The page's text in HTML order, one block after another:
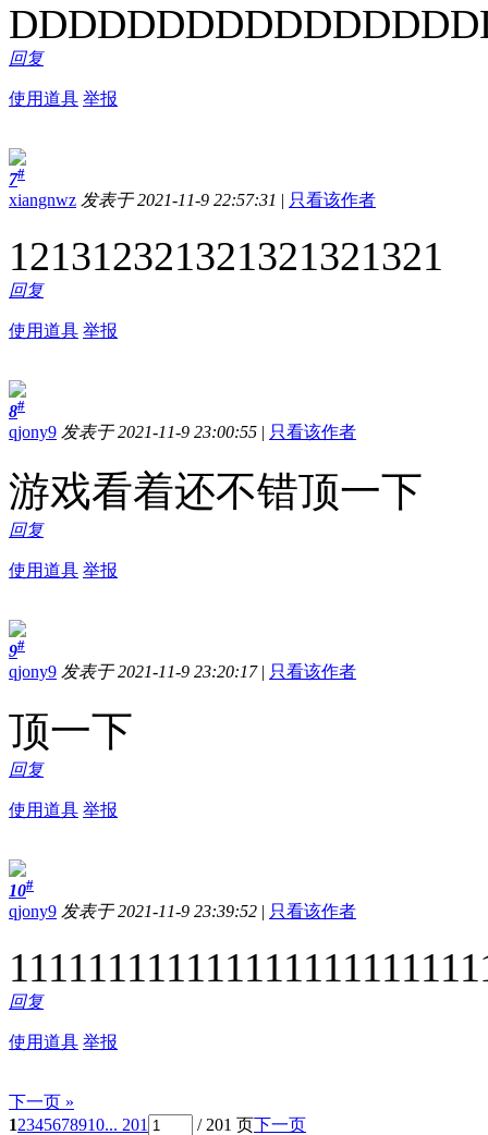
回复
使用道具 举报
7#
xiangnwz 发表于 2021-11-9 22:57:31 | 只看该作者
121312321321321321321
回复
使用道具 举报
8#
qjony9 发表于 2021-11-9 23:00:55 | 只看该作者
游戏看着还不错顶一下
回复
使用道具 举报
9#
qjony9 发表于 2021-11-9 23:20:17 | 只看该作者
顶一下
回复
使用道具 举报
10#
qjony9 发表于 2021-11-9 23:39:52 | 只看该作者
回复
使用道具 举报
下一页 »
12345678910... 201 / 201 页下一页